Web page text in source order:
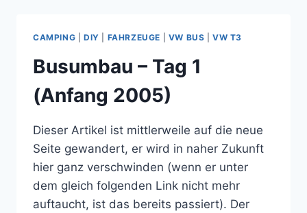
2005)
CAMPING DIY FAHRZEUGE VW BUS |VW T3
Busumbau – Tag 1
(Anfang 2005)
Dieser Artikel ist mittlerweile auf die neue
Seite gewandert, er wird in naher Zukunft
hier ganz verschwinden (wenn er unter
dem gleich folgenden Link nicht mehr
auftaucht, ist das bereits passiert). Der